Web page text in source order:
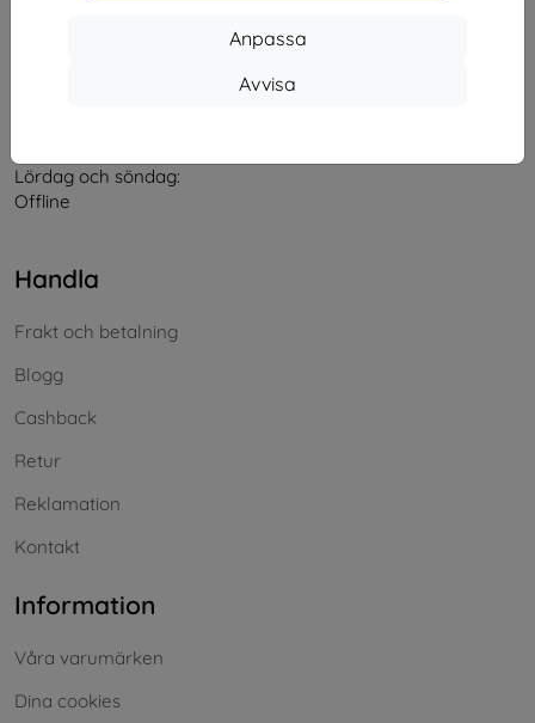
Anpassa
Avvisa
Lördag och söndag:
Offline
Handla
Frakt och betalning
Blogg
Cashback
Retur
Reklamation
Kontakt
Information
Våra varumärken
Dina cookies